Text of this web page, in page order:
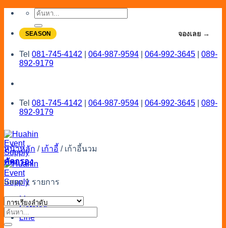
Skip
content
ค้นหา:
SEASON จองเลย →
Tel 081-745-4142 064-987-9594 064-992-3645
089-
892-9179
Tel 081-745-4142 064-987-9594 064-992-3645
089-
892-9179
Menu
Catalog
Line
หน้าหลัก / เก้าอี้ /เก้าอี้นวม
คัดกรอง
แสดง 1 รายการ
ค้นหา: